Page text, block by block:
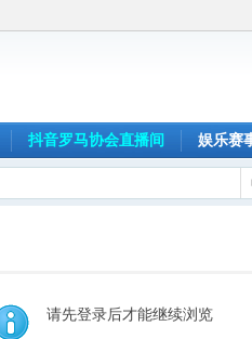
抖音罗马协会直播间 娱乐赛
请先登录后才能继续浏览